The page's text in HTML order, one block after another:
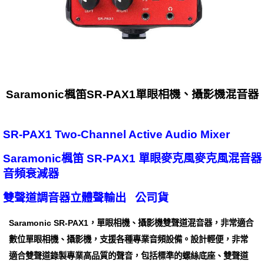
Saramonic楓笛SR-PAX1單眼相機、攝影機混音器
SR-PAX1 Two-Channel Active Audio Mixer
Saramonic楓笛 SR-PAX1 單眼麥克風麥克風混音器
音頻衰減器
雙聲道調音器立體聲輸出 公司貨
Saramonic SR-PAX1，單眼相機、攝影機雙聲道混音器，非常適合
數位單眼相機、攝影機，支援各種專業音頻設備。設計輕便，非常
適合雙聲道錄製專業高品質的聲音，包括標準的螺絲底座、雙聲道